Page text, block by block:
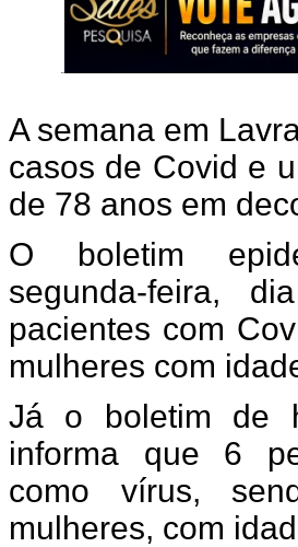
A semana em
casos de Covid e
de 78 anos em
O boletim
segunda-feira,
pacientes com
mulheres com
Já o boletim de
informa que 6
como vírus,
mulheres, com